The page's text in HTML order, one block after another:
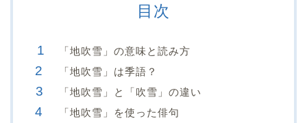
目次
「地吹雪」の意味と読み方
「地吹雪」は季語？
「地吹雪」と「吹雪」の違い
「地吹雪」を使った俳句